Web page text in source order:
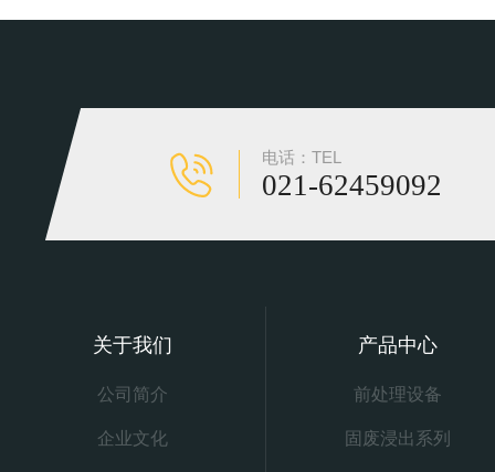
电话：TEL
021-62459092
关于我们
公司简介
企业文化
产品中心
前处理设备
固废浸出系列